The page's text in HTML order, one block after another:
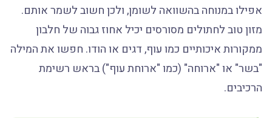
אפילו במנוחה בהשוואה לשומן, ולכן חשוב לשמר אותם.
מזון טוב לחתולים מסורסים יכיל אחוז גבוה של חלבון
ממקורות איכותיים כמו עוף, דגים או הודו. חפשו את המילה
"בשר" או "ארוחה" (כמו "ארוחת עוף") בראש רשימת
הרכיבים.